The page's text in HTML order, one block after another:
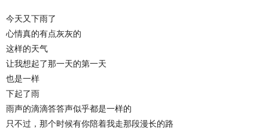
今天又下雨了
心情真的有点灰灰的
这样的天气
让我想起了那一天的第一天
也是一样
下起了雨
雨声的滴滴答答声似乎都是一样的
只不过，那个时候有你陪着我走那段漫长的路